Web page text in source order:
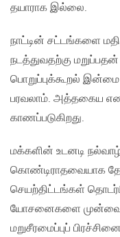
தயாராக இல்லை.
நாட்டின் சட்டங்களை
நடத்துவதற்கு
பொறுப்புக்கூறல்
பரவலாம். அத்தகைய
காணப்படுகிறது.
மக்களின் உடனடி
கொண்டிராதவையாக
செயற்திட்டங்கள்
யோசனைகளை
மறுசீரமைப்புப்